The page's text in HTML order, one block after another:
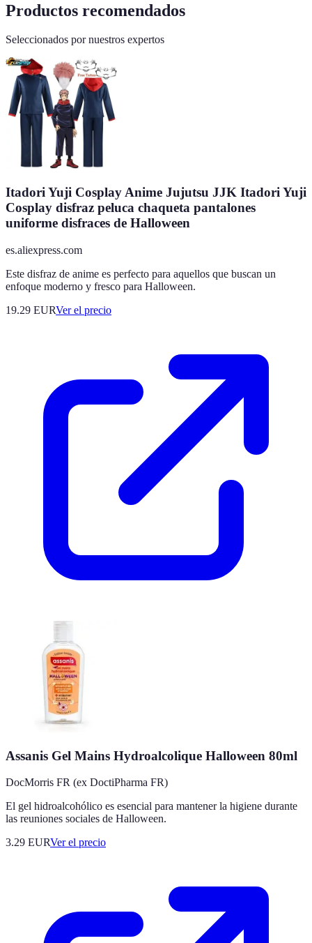
Productos recomendados
Seleccionados por nuestros expertos
Itadori Yuji Cosplay Anime Jujutsu JJK Itadori Yuji
Cosplay disfraz peluca chaqueta pantalones
uniforme disfraces de Halloween
es.aliexpress.com
Este disfraz de anime es perfecto para aquellos que buscan un
enfoque moderno y fresco para Halloween.
19.29 EURVer el precio
Assanis Gel Mains Hydroalcolique Halloween 80ml
DocMorris FR (ex DoctiPharma FR)
El gel hidroalcohólico es esencial para mantener la higiene durante
las reuniones sociales de Halloween.
3.29 EURVer el precio